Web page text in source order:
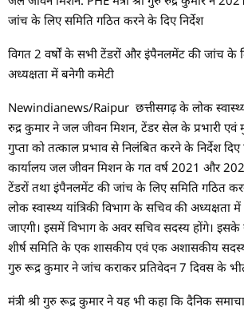
जांच के लिए समिति गठित करने के दिए निर्देश
विगत 2 वर्षों के सभी टेंडरों और इंपैनलमेंट की जांच के
अध्यक्षता में बनेगी कमेटी
Newindianews/Raipur छत्तीसगढ़ के लोक स्वास्थ्य
रुद्र कुमार ने जल जीवन मिशन, टेंडर सेल के प्रभारी एवं
गुप्ता को तत्काल प्रभाव से निलंबित करने के निर्देश
कार्यालय जल जीवन मिशन के गत वर्ष 2021 और
टेंडरों तथा इंपैनलमेंट की जांच के लिए समिति गठित
लोक स्वास्थ्य यांत्रिकी विभाग के सचिव की अध्यक्षता
जाएगी। इसमें विभाग के अवर सचिव सदस्य होंगे। इसके
शीर्ष समिति के एक शासकीय एवं एक अशासकीय सदस्य
गुरु रूद्र कुमार ने जांच कराकर प्रतिवेदन 7 दिवस के
मंत्री श्री गुरु रूद्र कुमार ने यह भी कहा कि दैनिक